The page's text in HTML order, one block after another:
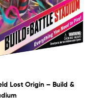
Lost Origin – Build &